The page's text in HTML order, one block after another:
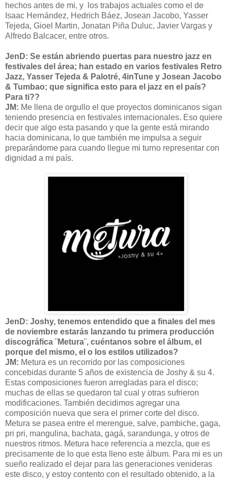
hechos antes de mi, y los trabajos actuales como el de
Isaac Hernández, Hedrich Báez, Josean Jacobo, Yasser
Tejeda, Gioel Martin, Jonatan Piña Duluc, Javier Vargas y
Alfredo Balcacer, entre otros.
JenD: Se están abriendo puertas para nuestro jazz en
festivales del área; han estado en varios festivales Retro
Jazz, Yasser Tejeda & Palotré, 4inTune y Josean Jacobo
& Tumbao; que significa esto para el jazz en el país?
Para ti??
JM: Me llena de orgullo el que proyectos dominicanos sigan
teniendo presencia en festivales internacionales. Eso quiere
decir que algo esta pasando y que la gente está mirando
hacia dominicana, lo que también me impulsa a seguir
preparándome para cuando llegue mi turno representar con
dignidad a mi país.
JenD: Joshy, tenemos entendido que a finales del mes
de noviembre estarás lanzando tu primera producción
discográfica ¨Metura¨, cuéntanos sobre el álbum, el
porque del mismo, el o los estilos utilizados?
JM: Metura es un recorrido por las composiciones
concebidas durante 5 años de existencia de Joshy & su 4.
Estas composiciones fueron arregladas para el disco;
muchas de ellas se quedaron tal cual y otras sufrieron
modificaciones. También decidimos agregar una
composición nueva que sera el primer corte del disco.
Metura se pasea entre el merengue, salve, pambiche, gaga,
pri pri, mangulina, bachata, gagá, sarandunga, y otros de
nuestros ritmos. Metura hace referencia a mezcla, que es
precisamente de lo que esta lleno este álbum. Para mi es un
sueño realizado el dejar para las generaciones venideras
este disco, y estoy contento con el resultado obtenido, a la